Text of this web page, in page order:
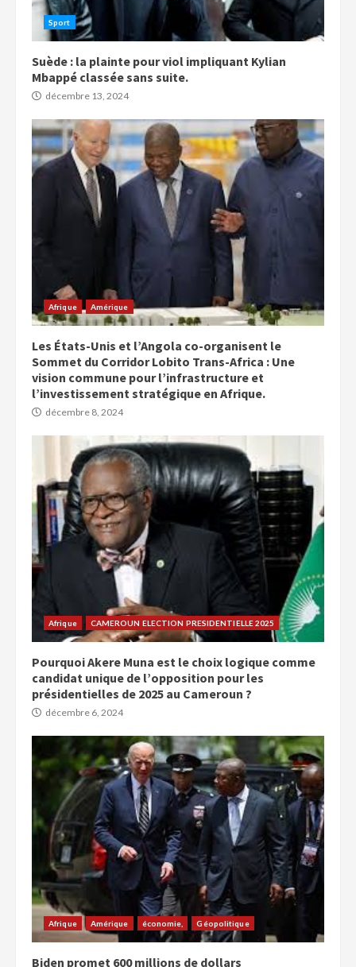
Sport
Suède : la plainte pour viol impliquant Kylian
Mbappé classée sans suite.
décembre 13, 2024
Afrique Amérique
Les États-Unis et l’Angola co-organisent le
Sommet du Corridor Lobito Trans-Africa : Une
vision commune pour l’infrastructure et
l’investissement stratégique en Afrique.
décembre 8, 2024
Afrique CAMEROUN ELECTION PRESIDENTIELLE 2025
Pourquoi Akere Muna est le choix logique comme
candidat unique de l’opposition pour les
présidentielles de 2025 au Cameroun ?
décembre 6, 2024
Afrique Amérique économie, Géopolitique
Biden promet 600 millions de dollars